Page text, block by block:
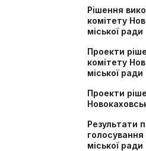
Рішення
комітету
міської ради
Проекти
комітету
міської ради
Проекти
Результати
голосування
міської ради